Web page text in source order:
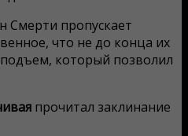
Смерти пропускает
что не до конца их
который позволил
прочитал заклинание